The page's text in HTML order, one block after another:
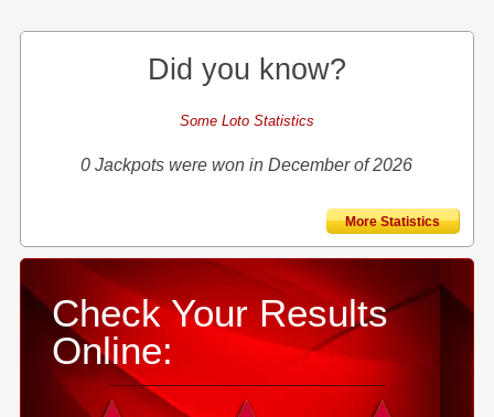
Did you know?
Some Loto Statistics
0 Jackpots were won in December of 2026
More Statistics
Check Your Results
Online: